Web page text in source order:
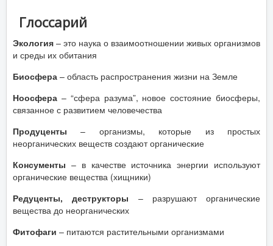
Глоссарий
Экология – это наука о взаимоотношении живых организмов
и среды их обитания
Биосфера – область распространения жизни на Земле
Ноосфера – “сфера разума”, новое состояние биосферы,
связанное с развитием человечества
Продуценты – организмы, которые из простых
неорганических веществ создают органические
Консументы – в качестве источника энергии используют
органические вещества (хищники)
Редуценты, деструкторы – разрушают органические
вещества до неорганических
Фитофаги – питаются растительными организмами